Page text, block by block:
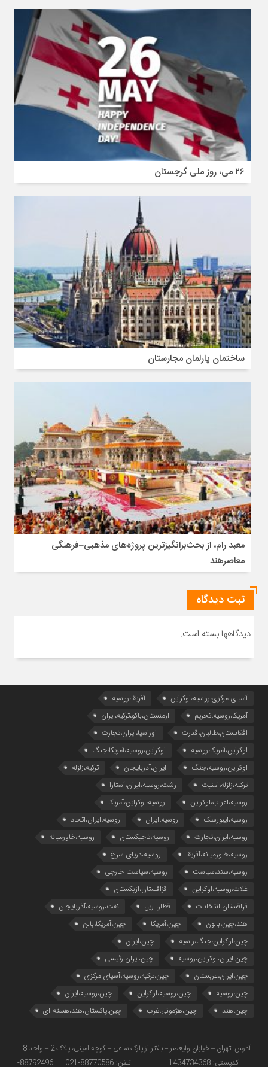
۲۶ می، روز ملی گرجستان
ساختمان پارلمان مجارستان
معبد رام، از بحث‌برانگیزترین پروژه‌های مذهبی–فرهنگی
معاصرهند
ثبت دیدگاه
دیدگاهها بسته است.
آسیای مرکزی،روسیه،اوکراین
آفریقا،روسیه
آمریکا،روسیه،تحریم
ارمنستان،باکو،ترکیه،ایران
افغانستان،طالبان،قدرت
اوراسیا،ایران،تجارت
اوکراین،آمریکا،روسیه
اوکراین،روسیه،آمریکا،جنگ
اوکراین،روسیه،جنگ
ایران،آذربایجان
ترکیه،زلزله
ترکیه،زلزله،امنیت
رشت،روسیه،ایران،آستارا
روسیه،اعراب،اوکراین
روسیه،اوکراین،آمریکا
روسیه،ایبورسک
روسیه،ایران
روسیه،ایران،اتحاد
روسیه،ایران،تجارت
روسیه،تاجیکستان
روسیه،خاورمیانه
روسیه،خاورمیانه،آفریقا
روسیه،دریای سرخ
روسیه،سند،سیاست
روسیه،سیاست خارجی
غلات،روسیه،اوکراین
قزاقستان،ازبکستان
قزاقستان،انتخابات
قطار، ریل
نفت،روسیه،آذربایجان
هند،چین،بالون
چین،آمریکا
چین،آمریکا،بالن
چین،اوکراین،جنگ،ر.سیه
چین،ایران
چین،ایران،اوکراین،روسیه
چین،ایران،رئیسی
چین،ایران،عربستان
چین،ترکیه،روسیه،آسیای مرکزی
چین،روسیه
چین،روسیه،اوکراین
چین،روسیه،ایران
چین،هند
چین،هژمونی،غرب چین،پاکستان،هند،هسته ای
| کدپستی: 1434734368 | تلفن: 88770586-021 88792496-